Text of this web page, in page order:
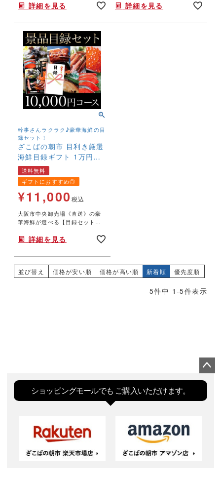
ます。ゴルフコンペ、結婚し二
盛り上がってください！
詳細を見る
ます。ゴルフコンペ、結婚し二
盛り上がってください！
詳細を見る
幹事さんラクラク♪豪華海鮮の目
録セット！
ざこばの朝市 目利き厳選
海鮮目録ギフト 1万円コ
ース 送料無料 【結婚式
二次会 2次会 ゴルフ コン
ペ イベント 景品 忘年会
歓迎会 送別会 賞】【ふ
け 金目鯛 うなぎ カ
送料無料
ギフトにおすすめ◎
¥11,000 税込
大阪市中央卸売場《直送》の豪
華海鮮が選べる【目録セット】
ます。ゴルフコンペ、結婚し二
盛り上がってください！
詳細を見る
並び替え 価格が安い順 価格が高い順 新着順 優先度順
5件中 1 -5件表示
ペー
ップ
ショッピングモールでも ご購入いただけます。